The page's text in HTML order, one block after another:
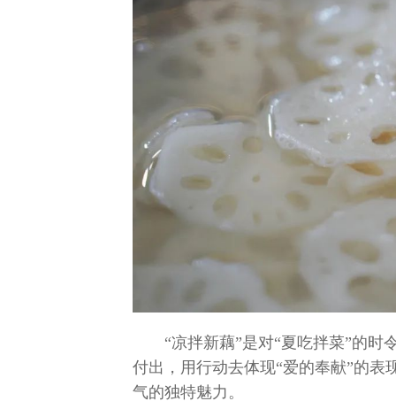
“凉拌新藕”是对“夏吃拌菜”的
付出，用行动去体现“爱的奉献”的
气的独特魅力。